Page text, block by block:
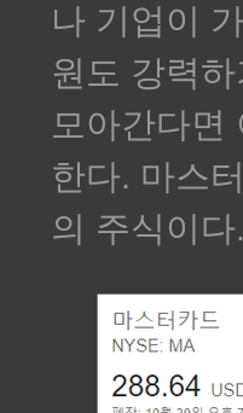
나 기업이
원도 강력
모아간다면
한다. 마스
의 주식이